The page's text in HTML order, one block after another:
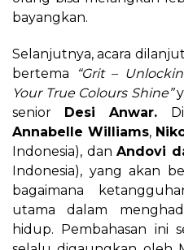
bayangkan.
Selanjutnya, acara
bertema
“Grit –
Your True Colours Shine”
senior Desi Anwar.
Annabelle Williams,
Indonesia), dan Andovi
Indonesia), yang akan
bagaimana
utama dalam
hidup. Pembahasan ini